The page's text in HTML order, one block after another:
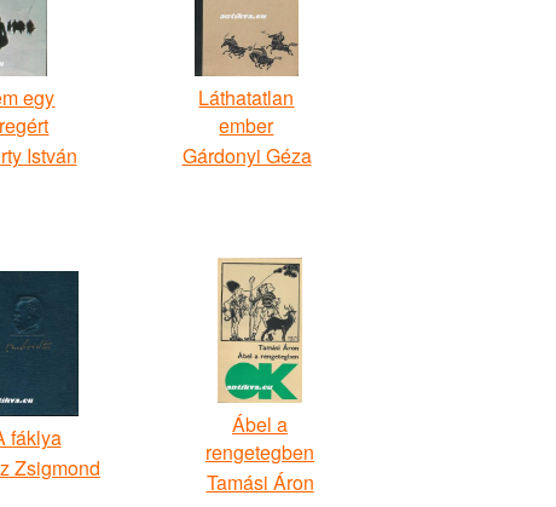
egy
István
Láthatatlan
ember
Gárdonyi Géza
fáklya
Zsigmond
Ábel a
rengetegben
Tamási Áron